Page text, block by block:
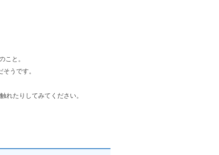
こと 。
うです。
れたりしてみてください。